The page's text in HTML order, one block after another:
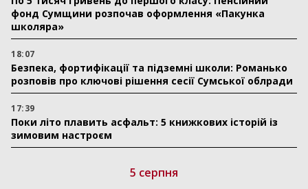
фонд Сумщини розпочав оформлення «Пакунка
школяра»
18:07
Безпека, фортифікації та підземні школи: Романько
розповів про ключові рішення сесії Сумської облради
17:39
Поки літо плавить асфальт: 5 книжкових історій із
зимовим настроєм
5 серпня